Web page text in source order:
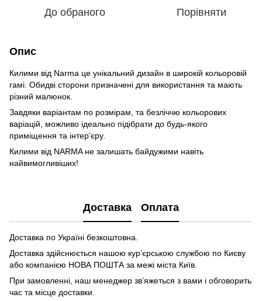
До обраного Порівняти
Опис
Килими від Narma це унікальний дизайн в широкій кольоровій
гамі. Обидві сторони призначені для використання та мають
різний малюнок.
Завдяки варіантам по розмірам, та безліччю кольорових
варіацій, можливо ідеально підібрати до будь-якого
приміщення та інтер’єру.
Килими від NARMA не залишать байдужими навіть
найвимогливіших!
Доставка Оплата
Доставка по Україні безкоштовна.
Доставка здійснюється нашою кур’єрською службою по Києву
або компанією НОВА ПОШТА за межі міста Київ.
При замовленні, наш менеджер зв’яжеться з вами і обговорить
час та місце доставки.